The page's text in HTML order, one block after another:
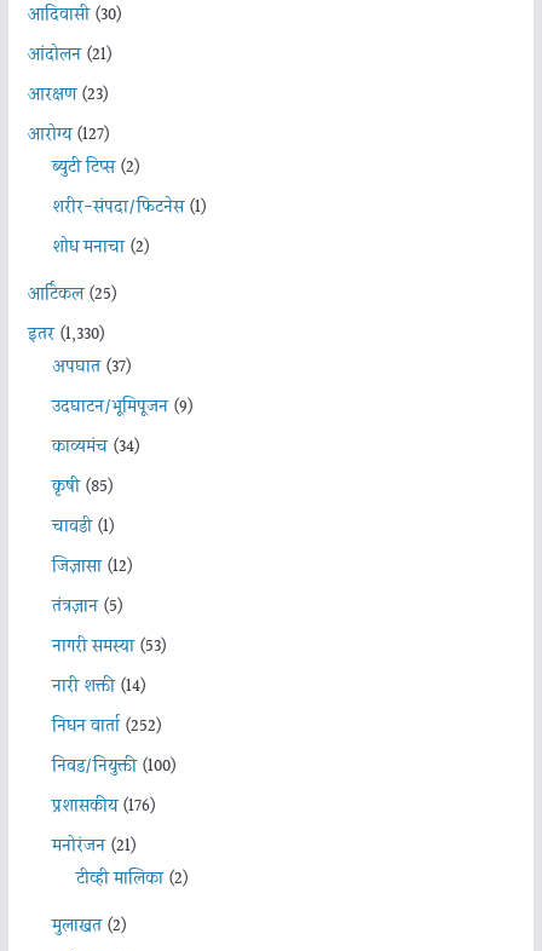
आदिवासी(30)
आंदोलन(21)
आरक्षण(23)
आरोग्य(127)
ब्युटी टिप्स(2)
शरीर-संपदा/फिटनेस(1)
शोध मनाचा(2)
आर्टिकल(25)
इतर(1,330)
अपघात(37)
उदघाटन/भूमिपूजन(9)
काव्यमंच(34)
कृषी(85)
चावडी(1)
जिज्ञासा(12)
तंत्रज्ञान(5)
नागरी समस्या(53)
नारी शक्ती(14)
निधन वार्ता(252)
निवड/नियुक्ती(100)
प्रशासकीय(176)
मनोरंजन(21)
टीव्ही मालिका(2)
मुलाखत(2)